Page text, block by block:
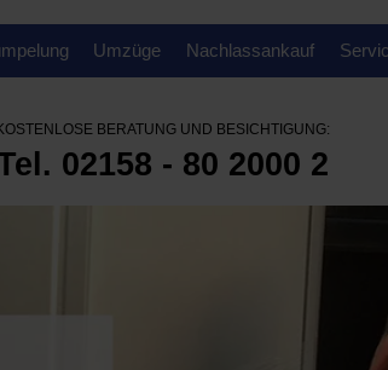
Umzüge Nachlassankauf
BERATUNG UND BESICHTIGUNG:
02158 - 80 2000 2